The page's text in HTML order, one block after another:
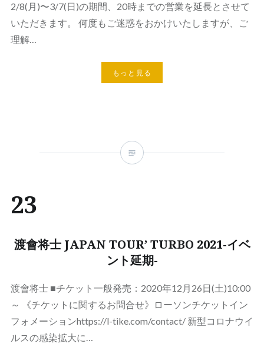
2/8(月)〜3/7(日)の期間、20時までの営業を延長とさせて
いただきます。 何度もご迷惑をおかけいたしますが、ご
理解…
もっと見る
23
渡會将士 JAPAN TOUR’ TURBO 2021-イベ
ント延期-
渡會将士 ■チケット一般発売：2020年12月26日(土)10:00
～ 《チケットに関するお問合せ》ローソンチケットイン
フォメーションhttps://l-tike.com/contact/ 新型コロナウイ
ルスの感染拡大に…